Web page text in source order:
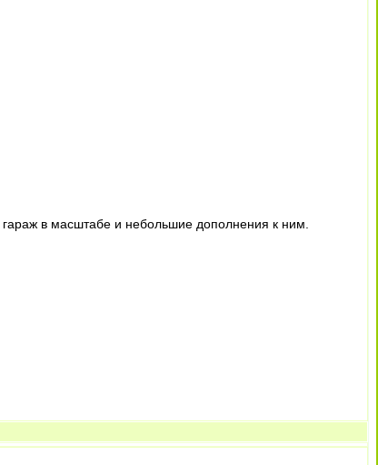
в масштабе и небольшие дополнения к ним.